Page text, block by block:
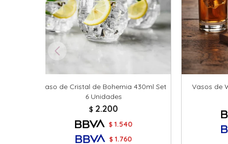
Vaso de Cristal de Bohemia 430ml Set
6 Unidades
$ 2.200
$ 1.540
$ 1.760
Vasos de